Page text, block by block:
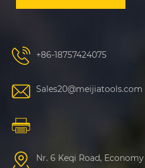
+86-18757424075
Sales20@meijiatools.com
Nr. 6 Keqi Road,